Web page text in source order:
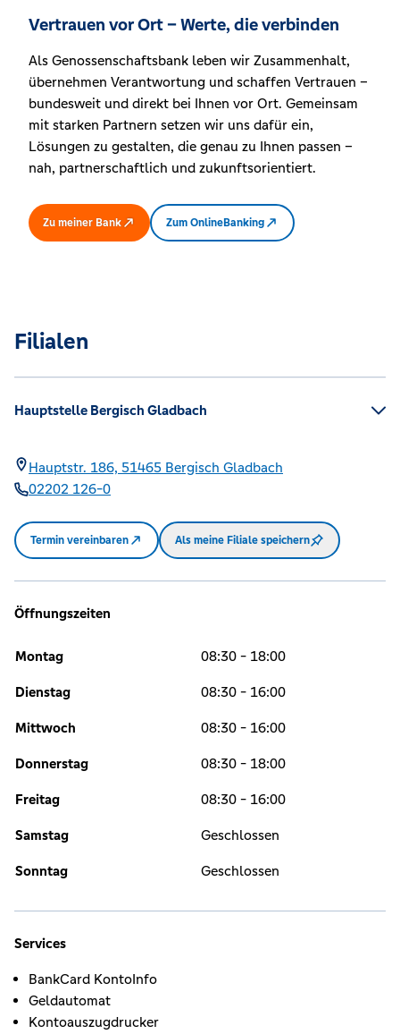
Vertrauen vor Ort – Werte, die verbinden
Als Genossenschaftsbank leben wir Zusammenhalt,
übernehmen Verantwortung und schaffen Vertrauen –
bundesweit und direkt bei Ihnen vor Ort. Gemeinsam
mit starken Partnern setzen wir uns dafür ein,
Lösungen zu gestalten, die genau zu Ihnen passen –
nah, partnerschaftlich und zukunftsorientiert.
Zu meiner Bank Zum OnlineBanking
Filialen
Hauptstelle Bergisch Gladbach
Hauptstr. 186, 51465 Bergisch Gladbach
02202 126-0
Termin vereinbaren Als meine Filiale speichern
Öffnungszeiten
Montag 08:30 - 18:00
Dienstag 08:30 - 16:00
Mittwoch 08:30 - 16:00
Donnerstag 08:30 - 18:00
Freitag 08:30 - 16:00
Samstag Geschlossen
Sonntag Geschlossen
Services
BankCard KontoInfo
Geldautomat
Kontoauszugdrucker